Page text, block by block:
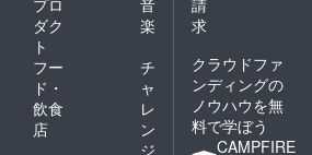
ダク
ト
楽
フー
ド・
飲食
店
チ
ャ
レ
ン
ジ
求
クラウドファ
ンディングの
ノウハウを無
料で学ぼう
CAMPFIRE